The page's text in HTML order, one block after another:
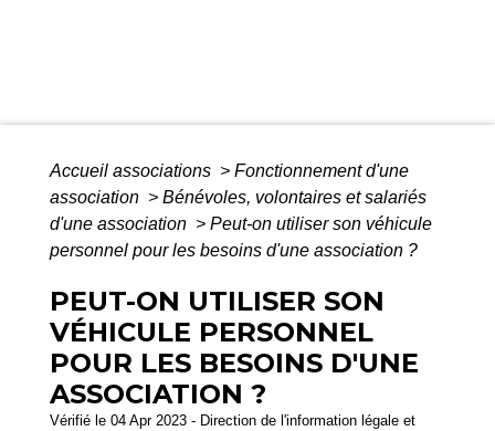
Accueil associations > Fonctionnement d'une
association > Bénévoles, volontaires et salariés
d'une association > Peut-on utiliser son véhicule
personnel pour les besoins d'une association ?
PEUT-ON UTILISER SON
VÉHICULE PERSONNEL
POUR LES BESOINS D'UNE
ASSOCIATION ?
Vérifié le 04 Apr 2023 - Direction de l'information légale et